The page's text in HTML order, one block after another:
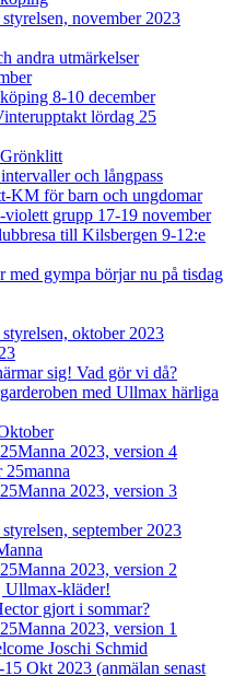
november 2023
andra utmärkelser
8-10 december
lördag 25
och långpass
KM för barn och ungdomar
violett grupp 17-19 november
till Kilsbergen 9-12:e
med gympa börjar nu på tisdag
oktober 2023
sig! Vad gör vi då?
med Ullmax härliga
2023, version 4
2023, version 3
september 2023
2023, version 2
Ullmax-kläder!
gjort i sommar?
2023, version 1
Joschi Schmid
Okt 2023 (anmälan senast